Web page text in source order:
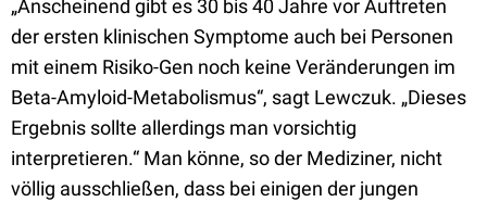
„Anscheinend gibt es 30 bis 40 Jahre vor Auftreten
der ersten klinischen Symptome auch bei Personen
mit einem Risiko-Gen noch keine Veränderungen im
Beta-Amyloid-Metabolismus“, sagt Lewczuk. „Dieses
Ergebnis sollte allerdings man vorsichtig
interpretieren.“ Man könne, so der Mediziner, nicht
völlig ausschließen, dass bei einigen der jungen